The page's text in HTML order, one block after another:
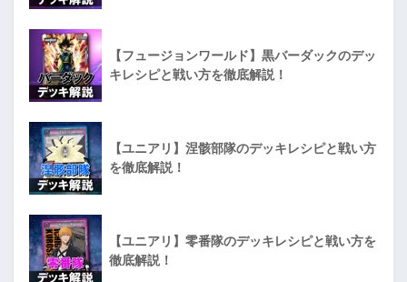
【フュージョンワールド】黒バーダックのデッ
キレシピと戦い方を徹底解説！
【ユニアリ】涅骸部隊のデッキレシピと戦い方
を徹底解説！
【ユニアリ】零番隊のデッキレシピと戦い方を
徹底解説！